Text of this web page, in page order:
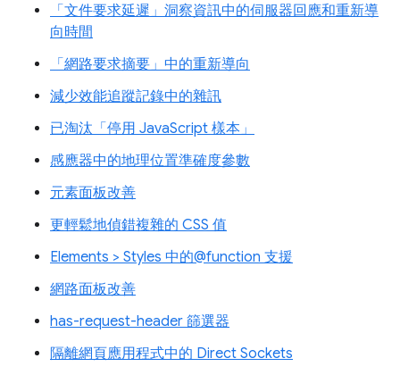
「文件要求延遲」洞察資訊中的伺服器回應和重新導
向時間
「網路要求摘要」中的重新導向
減少效能追蹤記錄中的雜訊
已淘汰「停用 JavaScript 樣本」
感應器中的地理位置準確度參數
元素面板改善
更輕鬆地偵錯複雜的 CSS 值
Elements > Styles 中的@function 支援
網路面板改善
has-request-header 篩選器
隔離網頁應用程式中的 Direct Sockets